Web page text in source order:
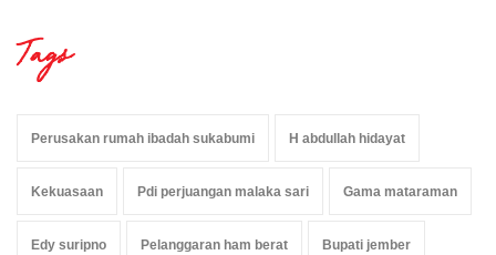
Tags
Perusakan rumah ibadah sukabumi H abdullah hidayat
Kekuasaan Pdi perjuangan malaka sari Gama mataraman
Edy suripno Pelanggaran ham berat Bupati jember